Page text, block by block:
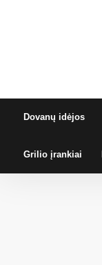
Dovanų idėjos
Grilio įrankiai